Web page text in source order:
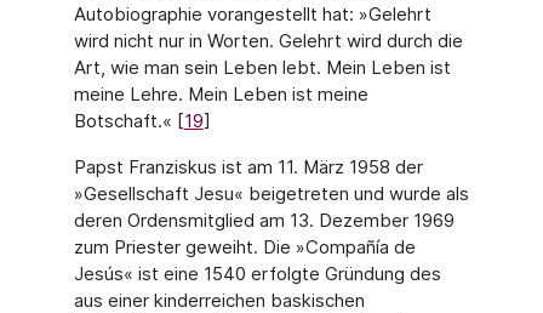
Autobiographie vorangestellt hat: »Gelehrt
wird nicht nur in Worten. Gelehrt wird durch die
Art, wie man sein Leben lebt. Mein Leben ist
meine Lehre. Mein Leben ist meine
Botschaft.« [19]
Papst Franziskus ist am 11. März 1958 der
»Gesellschaft Jesu« beigetreten und wurde als
deren Ordensmitglied am 13. Dezember 1969
zum Priester geweiht. Die »Compañía de
Jesús« ist eine 1540 erfolgte Gründung des
aus einer kinderreichen baskischen